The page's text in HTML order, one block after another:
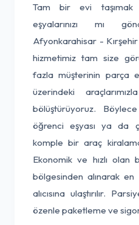
Tam bir evi
eşyalarınızı mı
Afyonkarahisar -
hizmetimiz tam size
fazla müşterinin parça
üzerindeki
bölüştürüyoruz.
öğrenci eşyası ya da
komple bir araç
Ekonomik ve hızlı olan
bölgesinden alınarak en
alıcısına ulaştırılır.
özenle paketleme ve